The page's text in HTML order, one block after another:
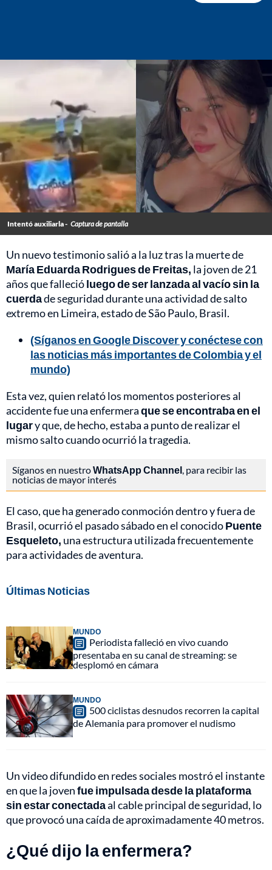
Intentó auxiliarla - Captura de pantalla
Un nuevo testimonio salió a la luz tras la muerte de
María Eduarda Rodrigues de Freitas, la joven de 21
años que fallecióluego de ser lanzada al vacío sin la
cuerdade seguridad durante una actividad de salto
extremo en Limeira, estado de São Paulo, Brasil.
(Síganos en Google Discover y conéctese con
las noticias más importantes de Colombia y el
mundo)
Esta vez, quien relató los momentos posteriores al
accidente fue una enfermeraque se encontraba en el
lugary que, de hecho, estaba a punto de realizar el
mismo salto cuando ocurrió la tragedia.
Síganos en nuestroWhatsApp Channel, para recibir las
noticias de mayor interés
El caso, que ha generado conmoción dentro y fuera de
Brasil, ocurrió el pasado sábado en el conocidoPuente
Esqueleto, una estructura utilizada frecuentemente
para actividades de aventura.
Últimas Noticias
MUNDO
Periodista falleció en vivo cuando
presentaba en su canal de streaming: se
desplomó en cámara
MUNDO
500 ciclistas desnudos recorren la capital
de Alemania para promover el nudismo
Un video difundido en redes sociales mostró el instante
en que la jovenfue impulsada desde la plataforma
sin estar conectadaal cable principal de seguridad, lo
que provocó una caída de aproximadamente 40 metros.
¿Qué dijo la enfermera?